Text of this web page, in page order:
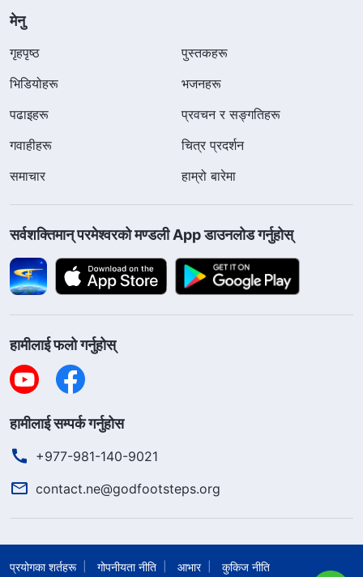
मेनु
गृहपृष्ठ
पुस्तकहरू
भिडियोहरू
भजनहरू
पढाइहरू
प्रवचन र सङ्गतिहरू
गवाहीहरू
चित्र प्रदर्शन
समाचार
हाम्रो बारेमा
सर्वशक्तिमान्‌ परमेश्‍वरको मण्डली App डाउनलोड गर्नुहोस्
हामीलाई फलो गर्नुहोस्
हामीलाई सम्पर्क गर्नुहोस
+977-981-140-9021
contact.ne@godfootsteps.org
प्रयोगका शर्तहरू गोपनीयता नीति आभार कुकिज नीति